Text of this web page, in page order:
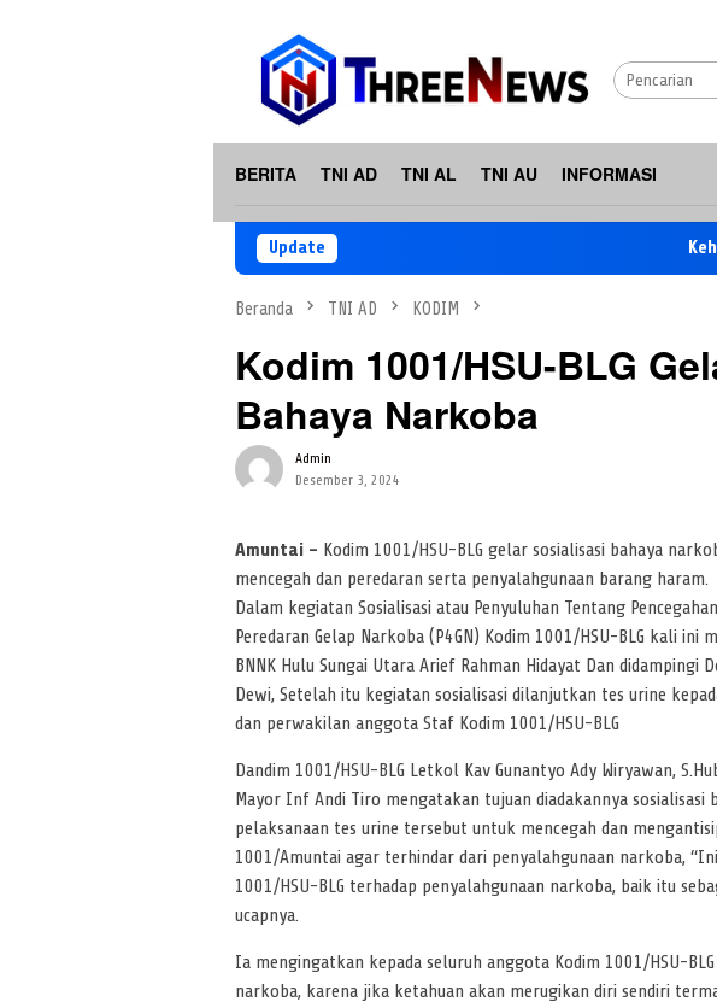
BERITA TNI AD TNI AL TNI AU INFORMASI
Update Kehadiran
Beranda TNI AD KODIM
Kodim 1001/HSU-BLG
Bahaya Narkoba
Admin
Desember 3, 2024
Amuntai – Kodim 1001/HSU-BLG gelar sosialisasi bahaya
mencegah dan peredaran serta penyalahgunaan barang haram.
Dalam kegiatan Sosialisasi atau Penyuluhan Tentang
Peredaran Gelap Narkoba (P4GN) Kodim 1001/HSU-BLG kali ini
BNNK Hulu Sungai Utara Arief Rahman Hidayat Dan didampingi
Dewi, Setelah itu kegiatan sosialisasi dilanjutkan tes urine
dan perwakilan anggota Staf Kodim 1001/HSU-BLG
Dandim 1001/HSU-BLG Letkol Kav Gunantyo Ady Wiryawan,
Mayor Inf Andi Tiro mengatakan tujuan diadakannya sosialisasi
pelaksanaan tes urine tersebut untuk mencegah dan
1001/Amuntai agar terhindar dari penyalahgunaan narkoba,
1001/HSU-BLG terhadap penyalahgunaan narkoba, baik itu
ucapnya.
Ia mengingatkan kepada seluruh anggota Kodim 1001/HSU-
narkoba, karena jika ketahuan akan merugikan diri sendiri